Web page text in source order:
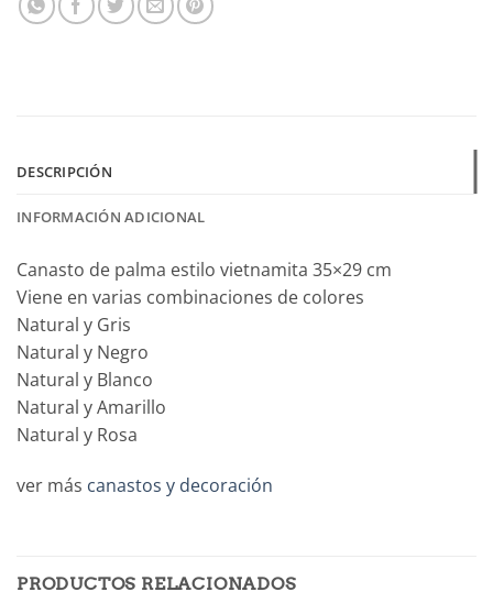
DESCRIPCIÓN
INFORMACIÓN ADICIONAL
Canasto de palma estilo vietnamita 35×29 cm
Viene en varias combinaciones de colores
Natural y Gris
Natural y Negro
Natural y Blanco
Natural y Amarillo
Natural y Rosa
ver más canastos y decoración
PRODUCTOS RELACIONADOS